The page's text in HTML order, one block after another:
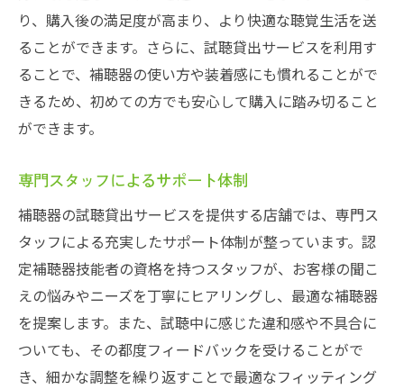
試聴貸出サービスを利用するメリット
補聴器試聴貸出の申し込み方法
補聴器試聴貸出の利用者の声
一宮市での補聴器試聴貸出の成功事例
一宮市で補聴器の試聴貸出購入前にしっかり試
補聴器試聴貸出で安心感を得るためのポイ
ント
一宮市での補聴器試聴貸出のプロセス
試聴貸出サービスの利用方法
補聴器を試聴する際の注意点
試聴貸出後の補聴器選びのコツ
一宮市での補聴器試聴貸出の利用者の声
り、購入後の満足度が高まり、より快適な聴覚生活を送
ることができます。さらに、試聴貸出サービスを利用す
ることで、補聴器の使い方や装着感にも慣れることがで
きるため、初めての方でも安心して購入に踏み切ること
ができます。
専門スタッフによるサポート体制
補聴器の試聴貸出サービスを提供する店舗では、専門ス
タッフによる充実したサポート体制が整っています。認
定補聴器技能者の資格を持つスタッフが、お客様の聞こ
えの悩みやニーズを丁寧にヒアリングし、最適な補聴器
を提案します。また、試聴中に感じた違和感や不具合に
ついても、その都度フィードバックを受けることがで
き、細かな調整を繰り返すことで最適なフィッティング